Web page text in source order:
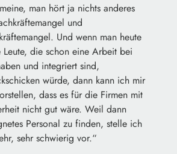
man hört ja nichts anderes
und
Und wenn man heute
Leute, die schon eine Arbeit bei
und integriert sind,
würde, dann kann ich mir
dass es für die Firmen mit
nicht gut wäre. Weil dann
Personal zu finden, stelle ich
sehr schwierig vor.“